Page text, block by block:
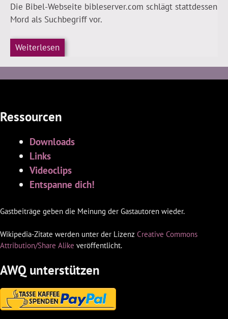
Die Bibel-Webseite bibleserver.com schlägt stattdessen
Mord als Suchbegriff vor.
Weiterlesen
Ressourcen
Downloads
Links
Videoclips
Entspanne dich!
Gastbeiträge geben die Meinung der Gastautoren wieder.
Wikipedia-Zitate werden unter der Lizenz Creative Commons
Attribution/Share Alike veröffentlicht.
AWQ unterstützen